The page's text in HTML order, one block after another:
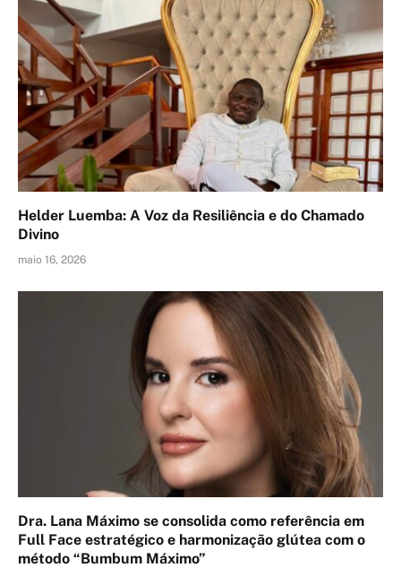
Helder Luemba: A Voz da Resiliência e do Chamado
Divino
maio 16, 2026
Dra. Lana Máximo se consolida como referência em
Full Face estratégico e harmonização glútea com o
método “Bumbum Máximo”